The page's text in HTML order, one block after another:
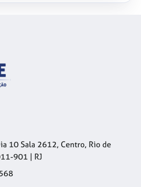
10 Sala 2612, Centro, Rio de
901 | RJ